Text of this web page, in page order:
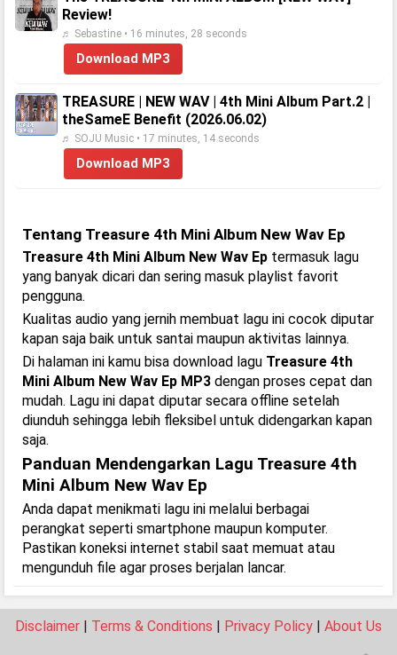
Review!
♬ Sebastine • 16 minutes, 28 seconds
Download MP3
TREASURE | NEW WAV | 4th Mini Album Part.2 |
theSameE Benefit (2026.06.02)
♬ SOJU Music • 17 minutes, 14 seconds
Download MP3
Tentang Treasure 4th Mini Album New Wav Ep
Treasure 4th Mini Album New Wav Ep termasuk lagu
yang banyak dicari dan sering masuk playlist favorit
pengguna.
Kualitas audio yang jernih membuat lagu ini cocok diputar
kapan saja baik untuk santai maupun aktivitas lainnya.
Di halaman ini kamu bisa download lagu Treasure 4th
Mini Album New Wav Ep MP3 dengan proses cepat dan
mudah. Lagu ini dapat diputar secara offline setelah
diunduh sehingga lebih fleksibel untuk didengarkan kapan
saja.
Panduan Mendengarkan Lagu Treasure 4th
Mini Album New Wav Ep
Anda dapat menikmati lagu ini melalui berbagai
perangkat seperti smartphone maupun komputer.
Pastikan koneksi internet stabil saat memuat atau
mengunduh file agar proses berjalan lancar.
Disclaimer | Terms & Conditions | Privacy Policy | About Us